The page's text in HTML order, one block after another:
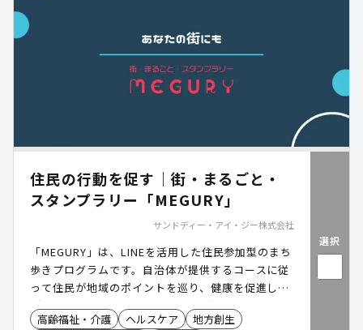
住民の行動を促す｜街・まるごと・
スタンプラリー「MEGURY」
サンドディー・アイ・ジー株式会社
「MEGURY」は、LINEを活用した住民参加型のまち
歩きプログラムです。自治体が提供するコースに従
って住民が地域のポイントを巡り、健康を促進しな
がら地域の魅力を再発見することができます。
高齢福祉・介護
ヘルスケア 地方創生
選択